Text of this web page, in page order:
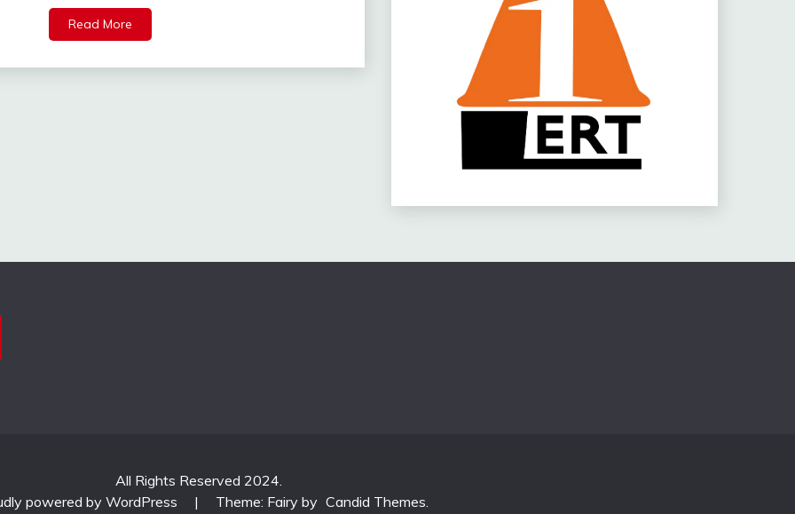
Read More
All Rights Reserved 2024.
powered by WordPress
| Theme: Fairy by Candid Themes.